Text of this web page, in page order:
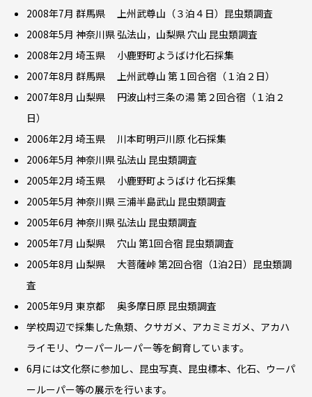
2008年7月 群馬県 上州武尊山（３泊４日）昆虫類調査
2008年5月 神奈川県 弘法山，山梨県 穴山 昆虫類調査
2008年2月 埼玉県 小鹿野町ようばけ化石採集
2007年8月 群馬県 上州武尊山 第１回合宿（１泊２日）
2007年8月 山梨県 円波山村三条の湯 第２回合宿（１泊２
日）
2006年2月 埼玉県 川本町明戸川原 化石採集
2006年5月 神奈川県 弘法山 昆虫類調査
2005年2月 埼玉県 小鹿野町ようばけ 化石採集
2005年5月 神奈川県 三浦半島武山 昆虫類調査
2005年6月 神奈川県 弘法山 昆虫類調査
2005年7月 山梨県 穴山 第1回合宿 昆虫類調査
2005年8月 山梨県 大菩薩峠 第2回合宿（1泊2日）昆虫類調
査
2005年9月 東京都 奥多摩日原 昆虫類調査
学校周辺で採集した魚類、クサガメ、アカミミガメ、アカハ
ライモリ、ウーパールーパー等を飼育しています。
6月には文化祭に参加し、昆虫写真、昆虫標本、化石、ウーパ
ールーパー等の展示を行います。